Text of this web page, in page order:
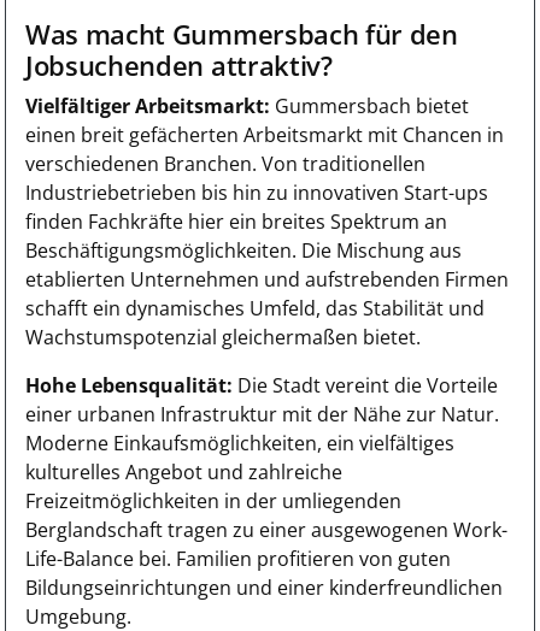
Was macht Gummersbach für den
Jobsuchenden attraktiv?
Vielfältiger Arbeitsmarkt: Gummersbach bietet
einen breit gefächerten Arbeitsmarkt mit Chancen in
verschiedenen Branchen. Von traditionellen
Industriebetrieben bis hin zu innovativen Start-ups
finden Fachkräfte hier ein breites Spektrum an
Beschäftigungsmöglichkeiten. Die Mischung aus
etablierten Unternehmen und aufstrebenden Firmen
schafft ein dynamisches Umfeld, das Stabilität und
Wachstumspotenzial gleichermaßen bietet.
Hohe Lebensqualität: Die Stadt vereint die Vorteile
einer urbanen Infrastruktur mit der Nähe zur Natur.
Moderne Einkaufsmöglichkeiten, ein vielfältiges
kulturelles Angebot und zahlreiche
Freizeitmöglichkeiten in der umliegenden
Berglandschaft tragen zu einer ausgewogenen Work-
Life-Balance bei. Familien profitieren von guten
Bildungseinrichtungen und einer kinderfreundlichen
Umgebung.